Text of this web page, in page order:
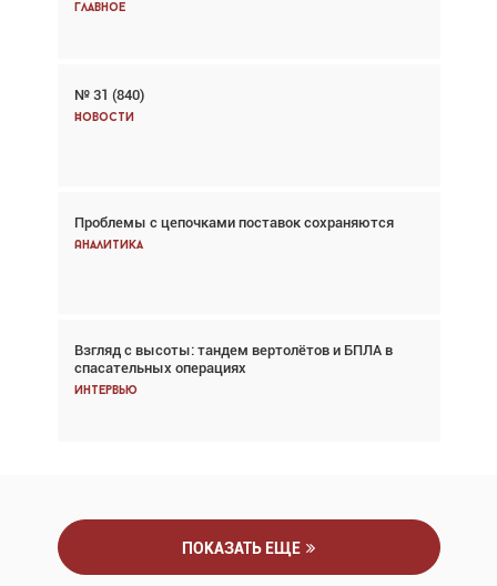
Главное
№ 31 (840)
Новости
Проблемы с цепочками поставок сохраняются
Аналитика
Взгляд с высоты: тандем вертолётов и БПЛА в
спасательных операциях
Интервью
Главное
Авиационный фотограф Дэйв Кох: «Фотография
говорит сама за себя... а ИИ всё портит»
Впервые с 2024 года глобальный трафик
снижается три недели подряд
Частный самолёт – это актив. Подходите к
покупке соответствующим образом
Интервью
ПОКАЗАТЬ ЕЩЕ